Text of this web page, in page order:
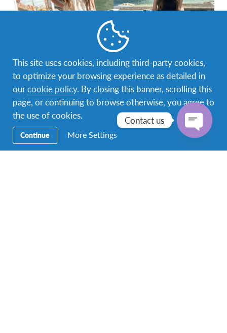
Life in italy
ชีวิตที่อิตาลีแฮปปี้มาก ก ก
ได้ลองทำอะไรใหม่ ๆ ที่ไม่
เคยได้ลองทำ ช่วงแรกอาจจะปรับตัวยากเพราะ
วัฒนธรรมและภาษาต่างกัน แต่พออยู่ไปสักพักเราก็จะ
เจอคนน่ารักที่คอยช่วยเหลือเราในทุกๆสถานการณ์ จน
ตอนนี้ปรับตัวได้แล้ว ไม่อยากกลับเลย~~
Contact us
This site uses cookies, including third-party cookies,
to optimize your browsing experience as detailed in
ourcookie policy. By closing this banner, scrolling this
page, or continuing to browse otherwise, you agree to
the use of cookies.
Continue More Settings